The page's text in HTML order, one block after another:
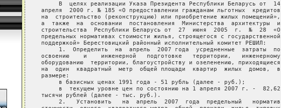
     В  целях реализации Указа Президента Республики Беларусь от  14
апреля  2000 г. № 185 «О предоставлении гражданам льготных  кредитов
на  строительство (реконструкцию) или приобретение жилых помещений»,
а  также  на  основании  постановления  Министерства  архитектуры  и
строительства  Республики Беларусь от  27  июня  2005  г.  №  28  «О
предельных нормативах стоимости жилья, строящегося с государственной
поддержкой» Берестовицкий районный исполнительный комитет РЕШИЛ:
     1.  Определить  на  апрель  2007 года  усредненные  затраты  по
освоению    и    инженерной   подготовке   территории,   инженерному
оборудованию  территории, благоустройству и озеленению, приходящиеся
на  один  квадратный  метр  общей площади  квартир  жилых  домов,  в
размере:
     в базисных ценах 1991 года - 51 рубль (далее - руб.);
     в  текущем уровне цен по состоянию на 1 апреля 2007 г. -  82,62
тысячи рублей (далее - тыс. руб.).
     2.   Установить   на  апрель  2007  года  предельный   норматив